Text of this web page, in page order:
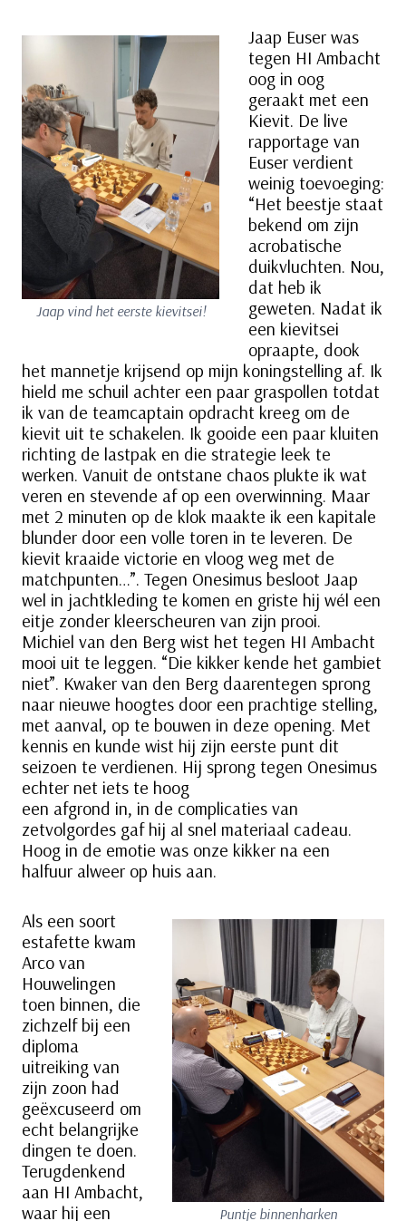
Jaap vind het eerste kievitsei!
Jaap Euser was
tegen HI Ambacht
oog in oog
geraakt met een
Kievit. De live
rapportage van
Euser verdient
weinig toevoeging:
“Het beestje staat
bekend om zijn
acrobatische
duikvluchten. Nou,
dat heb ik
geweten. Nadat ik
een kievitsei
opraapte, dook
het mannetje krijsend op mijn koningstelling af. Ik
hield me schuil achter een paar graspollen totdat
ik van de teamcaptain opdracht kreeg om de
kievit uit te schakelen. Ik gooide een paar kluiten
richting de lastpak en die strategie leek te
werken. Vanuit de ontstane chaos plukte ik wat
veren en stevende af op een overwinning. Maar
met 2 minuten op de klok maakte ik een kapitale
blunder door een volle toren in te leveren. De
kievit kraaide victorie en vloog weg met de
matchpunten…”. Tegen Onesimus besloot Jaap
wel in jachtkleding te komen en griste hij wél een
eitje zonder kleerscheuren van zijn prooi.
Michiel van den Berg wist het tegen HI Ambacht
mooi uit te leggen. “Die kikker kende het gambiet
niet”. Kwaker van den Berg daarentegen sprong
naar nieuwe hoogtes door een prachtige stelling,
met aanval, op te bouwen in deze opening. Met
kennis en kunde wist hij zijn eerste punt dit
seizoen te verdienen. Hij sprong tegen Onesimus
echter net iets te hoog
een afgrond in, in de complicaties van
zetvolgordes gaf hij al snel materiaal cadeau.
Hoog in de emotie was onze kikker na een
halfuur alweer op huis aan.
Puntje binnenharken
Als een soort
estafette kwam
Arco van
Houwelingen
toen binnen, die
zichzelf bij een
diploma
uitreiking van
zijn zoon had
geëxcuseerd om
echt belangrijke
dingen te doen.
Terugdenkend
aan HI Ambacht,
waar hij een